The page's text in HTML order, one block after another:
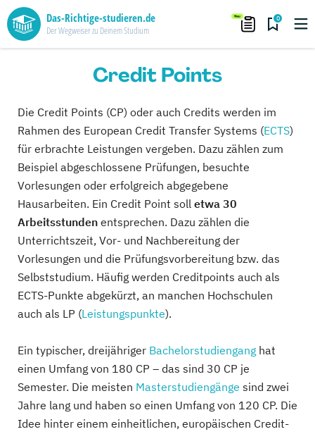
Das-Richtige-studieren.de
Der Wegweiser zu Deinem Studium
0
Credit Points
Die Credit Points (CP) oder auch Credits werden im
Rahmen des European Credit Transfer Systems (ECTS)
für erbrachte Leistungen vergeben. Dazu zählen zum
Beispiel abgeschlossene Prüfungen, besuchte
Vorlesungen oder erfolgreich abgegebene
Hausarbeiten. Ein Credit Point soll etwa 30
Arbeitsstunden entsprechen. Dazu zählen die
Unterrichtszeit, Vor- und Nachbereitung der
Vorlesungen und die Prüfungsvorbereitung bzw. das
Selbststudium. Häufig werden Creditpoints auch als
ECTS-Punkte abgekürzt, an manchen Hochschulen
auch als LP (Leistungspunkte).
Ein typischer, dreijähriger Bachelorstudiengang hat
einen Umfang von 180 CP – das sind 30 CP je
Semester. Die meisten Masterstudiengänge sind zwei
Jahre lang und haben so einen Umfang von 120 CP. Die
Idee hinter einem einheitlichen, europäischen Credit-